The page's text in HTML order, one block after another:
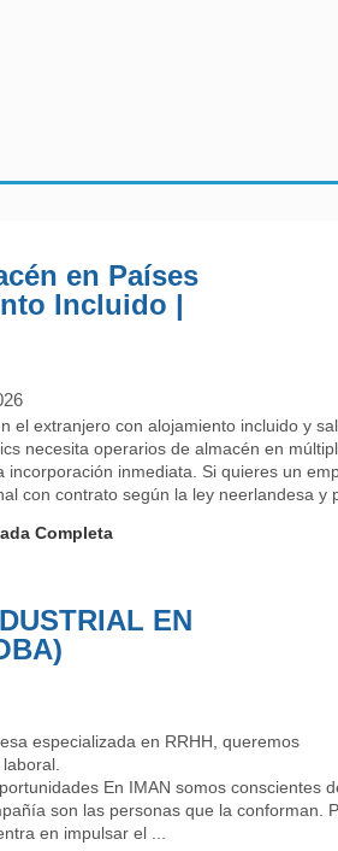
en Países
Incluido |
el extranjero con alojamiento incluido y
necesita operarios de almacén en
incorporación inmediata. Si quieres un
con contrato según la ley neerlandesa y
Completa
EN
especializada en RRHH, queremos
En IMAN somos conscientes
son las personas que la conforman.
en impulsar el ...